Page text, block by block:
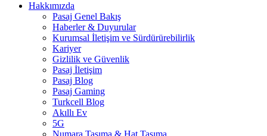
Hakkımızda
Pasaj Genel Bakış
Haberler & Duyurular
Kurumsal İletişim ve Sürdürürebilirlik
Kariyer
Gizlilik ve Güvenlik
Pasaj İletişim
Pasaj Blog
Pasaj Gaming
Turkcell Blog
Akıllı Ev
5G